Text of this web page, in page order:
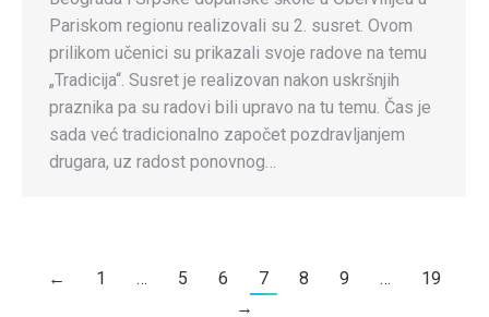
Pariskom regionu realizovali su 2. susret. Ovom
prilikom učenici su prikazali svoje radove na temu
„Tradicija“. Susret je realizovan nakon uskršnjih
praznika pa su radovi bili upravo na tu temu. Čas je
sada već tradicionalno započet pozdravljanjem
drugara, uz radost ponovnog…
← 1 … 5 6 7 8 9 …
19
→